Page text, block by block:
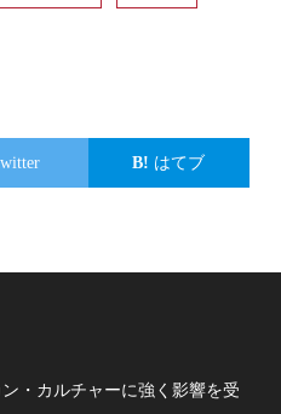
はてブ
・カルチャーに強く影響を受